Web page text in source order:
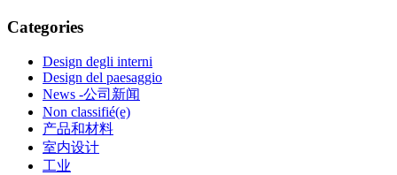
Categories
Design degli interni
Design del paesaggio
News -公司新闻
Non classifié(e)
产品和材料
室内设计
工业